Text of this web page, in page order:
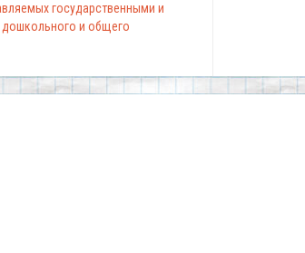
государственными и
и общего